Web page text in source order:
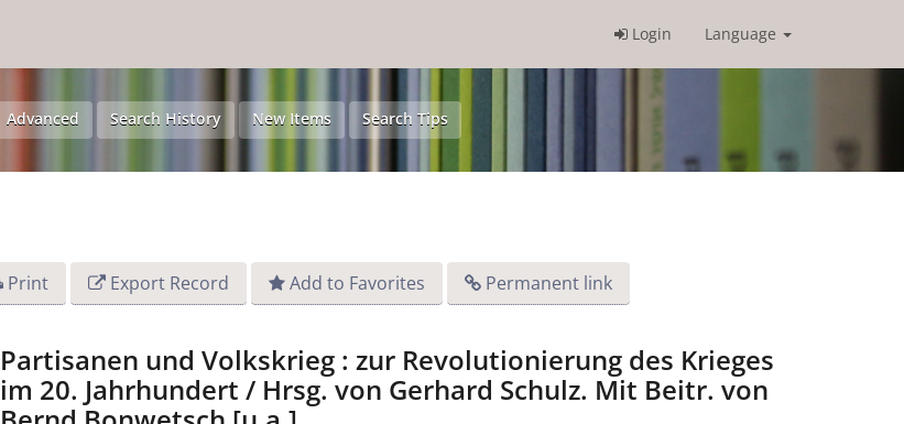
Login Language
Advanced Search History New Items Search Tips
Print Export Record Add to Favorites Permanent link
Partisanen und Volkskrieg : zur Revolutionierung des Krieges
im 20. Jahrhundert / Hrsg. von Gerhard Schulz. Mit Beitr. von